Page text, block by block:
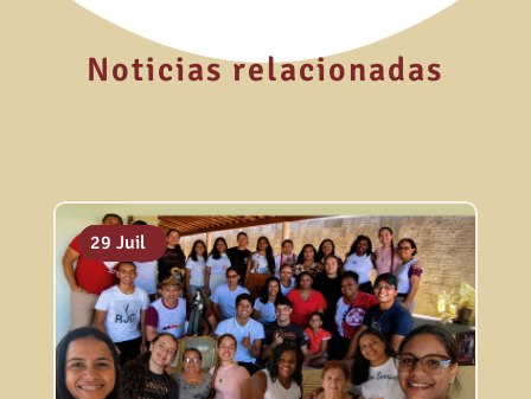
Noticias relacionadas
06 Août
31 Juil
29 Juil